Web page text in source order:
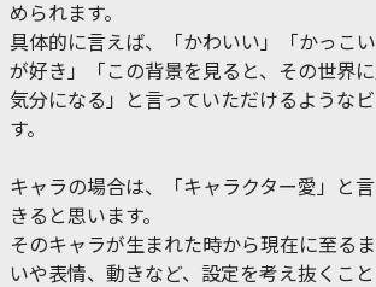
められます。
具体的に言えば、「かわいい」「かっこ
が好き」「この背景を見ると、その世界
気分になる」と言っていただけるような
す。
キャラの場合は、「キャラクター愛」と
きると思います。
そのキャラが生まれた時から現在に至る
いや表情、動きなど、設定を考え抜くこ